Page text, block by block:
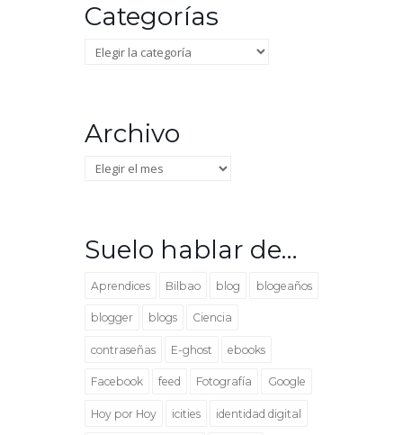
Categorías
Categorías
Archivo
Archivo
Suelo hablar de…
Aprendices Bilbao blog blogeaños
blogger blogs Ciencia
contraseñas E-ghost ebooks
Facebook feed Fotografía Google
Hoy por Hoy icities identidad digital